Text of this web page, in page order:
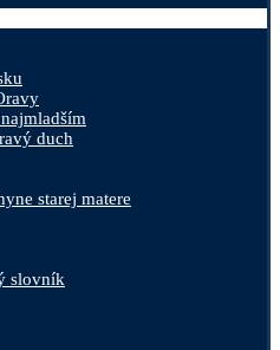
duch
starej matere
slovník